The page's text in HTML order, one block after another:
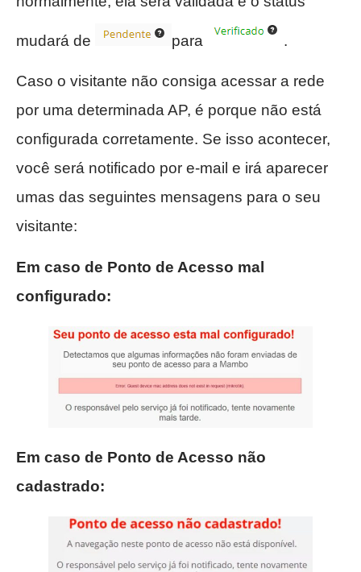
mudará de para .
Caso o visitante não consiga acessar a rede
por uma determinada AP, é porque não está
configurada corretamente. Se isso acontecer,
você será notificado por e-mail e irá aparecer
umas das seguintes mensagens para o seu
visitante:
Em caso de Ponto de Acesso mal
configurado:
Em caso de Ponto de Acesso não
cadastrado: